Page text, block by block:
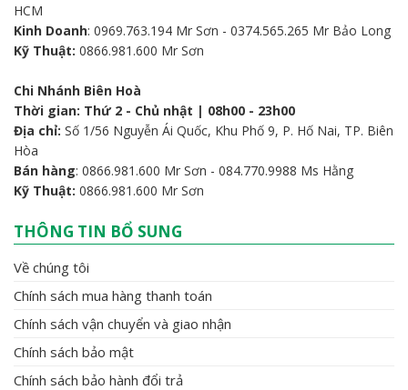
HCM
Kinh Doanh: 0969.763.194 Mr Sơn - 0374.565.265 Mr Bảo Long
Kỹ Thuật: 0866.981.600 Mr Sơn
Chi Nhánh Biên Hoà
Thời gian: Thứ 2 - Chủ nhật | 08h00 - 23h00
Địa chỉ: Số 1/56 Nguyễn Ái Quốc, Khu Phố 9, P. Hố Nai, TP. Biên
Hòa
Bán hàng: 0866.981.600 Mr Sơn - 084.770.9988 Ms Hằng
Kỹ Thuật: 0866.981.600 Mr Sơn
THÔNG TIN BỔ SUNG
Về chúng tôi
Chính sách mua hàng thanh toán
Chính sách vận chuyển và giao nhận
Chính sách bảo mật
Chính sách bảo hành đổi trả